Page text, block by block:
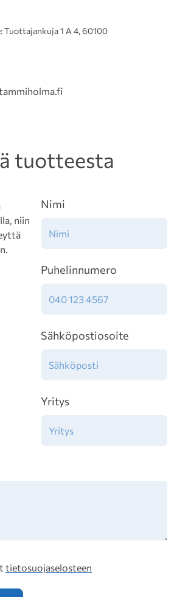
Tuottajankuja 1 A 4, 60100
tuotteesta
niin
Nimi
Puhelinnumero
Sähköpostiosoite
Yritys
tietosuojaselosteen